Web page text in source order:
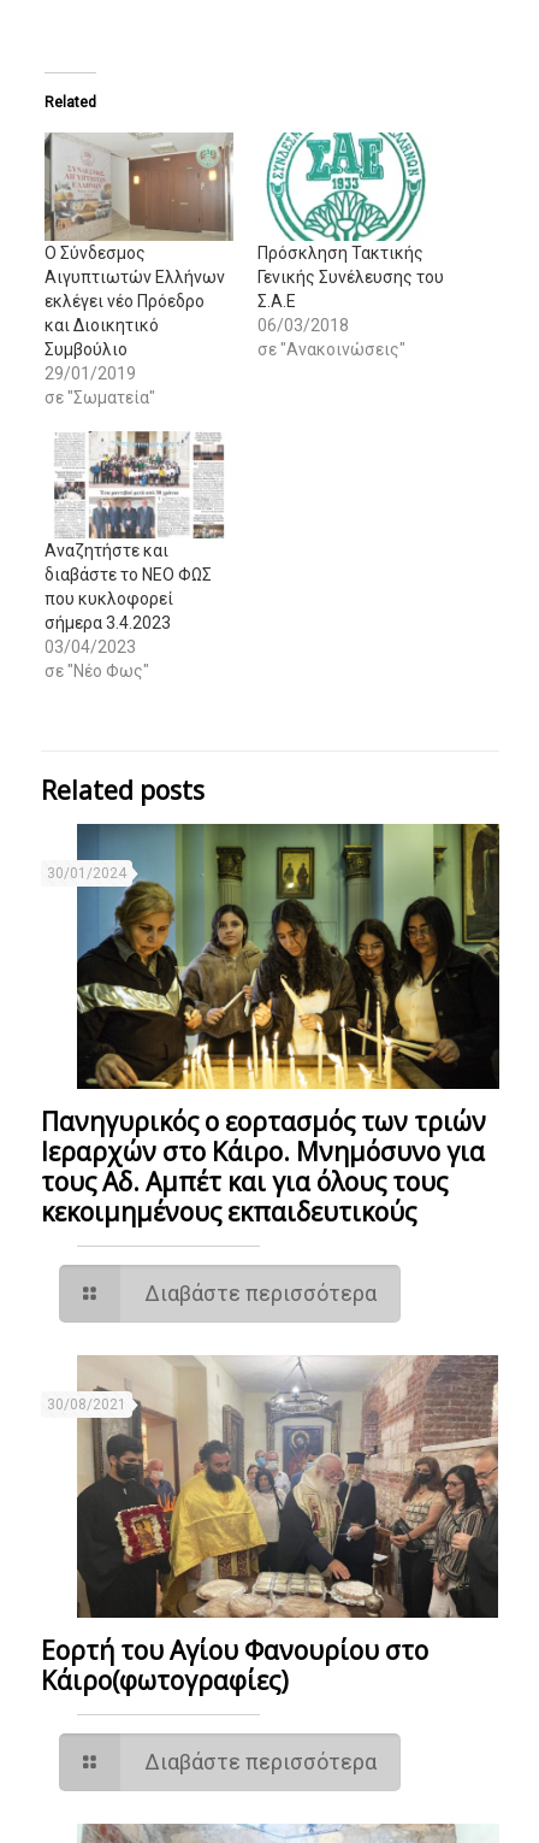
Related
Ο Σύνδεσμος
Αιγυπτιωτών Ελλήνων
εκλέγει νέο Πρόεδρο
και Διοικητικό
Συμβούλιο
29/01/2019
σε "Σωματεία"
Πρόσκληση Τακτικής
Γενικής Συνέλευσης του
Σ.Α.Ε
06/03/2018
σε "Ανακοινώσεις"
Αναζητήστε και
διαβάστε το ΝΕΟ ΦΩΣ
που κυκλοφορεί
σήμερα 3.4.2023
03/04/2023
σε "Νέο Φως"
Related posts
30/01/2024
Πανηγυρικός ο εορτασμός των τριών
Ιεραρχών στο Κάιρο. Μνημόσυνο για
τους Αδ. Αμπέτ και για όλους τους
κεκοιμημένους εκπαιδευτικούς
Διαβάστε περισσότερα
30/08/2021
Εορτή του Αγίου Φανουρίου στο
Κάιρο(φωτογραφίες)
Διαβάστε περισσότερα